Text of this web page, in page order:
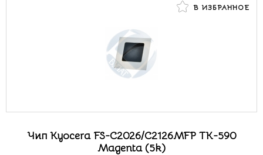
В ИЗБРАННОЕ
Чип Kyocera FS-C2026/C2126MFP TK-590
Magenta (5k)